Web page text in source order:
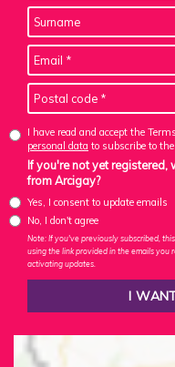
I have read and accept the
personal data to subscribe to
If you're not yet registered,
from Arcigay?
Yes, I consent to update emails
No, I don't agree
Note: If you've previously subscribed,
using the link provided in the emails you
activating updates.